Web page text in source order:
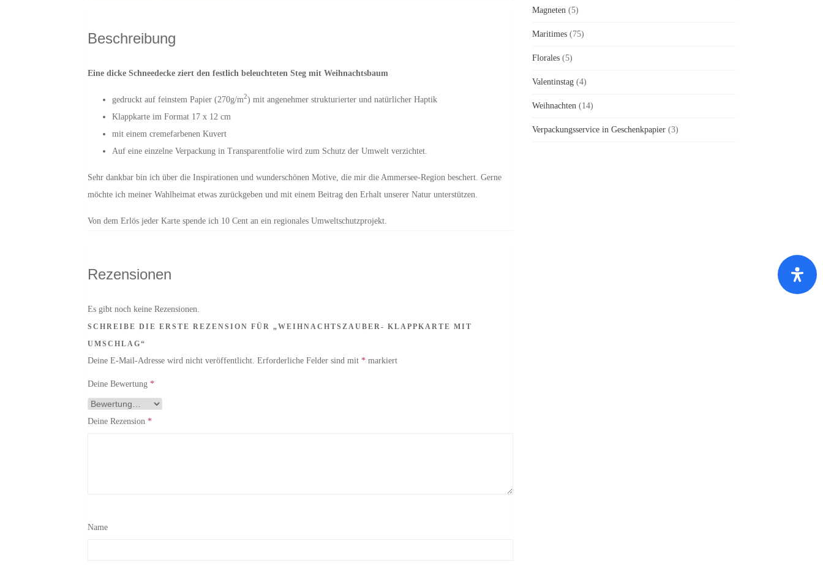
Beschreibung
Eine dicke Schneedecke ziert den festlich beleuchteten Steg mit Weihnachtsbaum
gedruckt auf feinstem Papier (270g/m2) mit angenehmer strukturierter und natürlicher Haptik
Klappkarte im Format 17 x 12 cm
mit einem cremefarbenen Kuvert
Auf eine einzelne Verpackung in Transparentfolie wird zum Schutz der Umwelt verzichtet.
Sehr dankbar bin ich über die Inspirationen und wunderschönen Motive, die mir die Ammersee-Region beschert. Gerne
möchte ich meiner Wahlheimat etwas zurückgeben und mit einem Beitrag den Erhalt unserer Natur unterstützen.
Von dem Erlös jeder Karte spende ich 10 Cent an ein regionales Umweltschutzprojekt.
Rezensionen
Es gibt noch keine Rezensionen.
SCHREIBE DIE ERSTE REZENSION FÜR „WEIHNACHTSZAUBER- KLAPPKARTE MIT
UMSCHLAG“
Deine E-Mail-Adresse wird nicht veröffentlicht. Erforderliche Felder sind mit * markiert
Deine Bewertung *
Deine Rezension *
Name
Magneten (5)
Maritimes (75)
Florales (5)
Valentinstag (4)
Weihnachten (14)
Verpackungsservice in Geschenkpapier (3)